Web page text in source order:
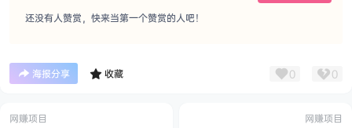
还没有人赞赏，快来当第一个赞赏的人吧！
海报分享 收藏 0 0
网赚项目 网赚项目